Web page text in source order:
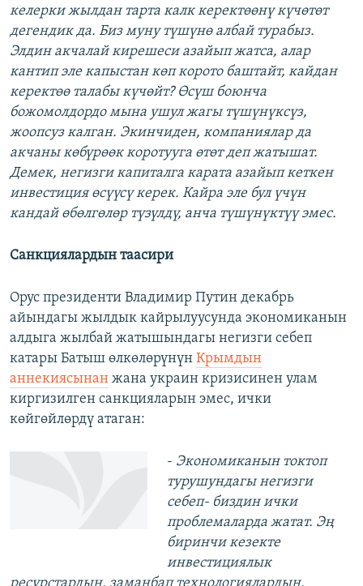
келерки жылдан тарта калк керектөөнү күчөтөт
дегендик да. Биз муну түшүнө албай турабыз.
Элдин акчалай кирешеси азайып жатса, алар
кантип эле капыстан көп корото баштайт, кайдан
керектөө талабы күчөйт? Өсүш боюнча
божомолдордо мына ушул жагы түшүнүксүз,
жоопсуз калган. Экинчиден, компаниялар да
акчаны көбүрөөк коротууга өтөт деп жатышат.
Демек, негизги капиталга карата азайып кеткен
инвестиция өсүүсү керек. Кайра эле бул үчүн
кандай өбөлгөлөр түзүлдү, анча түшүнүктүү эмес.
Санкциялардын таасири
Орус президенти Владимир Путин декабрь
айындагы жылдык кайрылуусунда экономиканын
алдыга жылбай жатышындагы негизги себеп
катары Батыш өлкөлөрүнүн Крымдын
аннекиясынан жана украин кризисинен улам
киргизилген санкцияларын эмес, ички
көйгөйлөрдү атаган:
- Экономиканын токтоп
турушундагы негизги
себеп- биздин ички
проблемаларда жатат. Эң
биринчи кезекте
инвестициялык